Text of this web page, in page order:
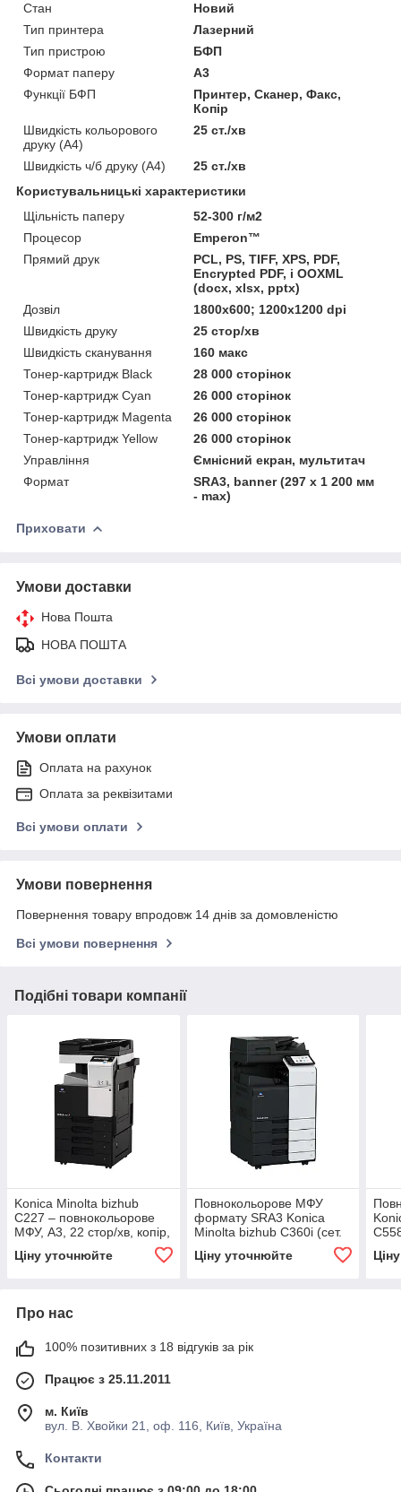
Стан
Новий
Тип принтера
Лазерний
Тип пристрою
БФП
Формат паперу
А3
Функції БФП
Принтер, Сканер, Факс,
Копір
Швидкість кольорового
друку (A4)
25 ст./хв
Швидкість ч/б друку (A4)
25 ст./хв
Користувальницькі характеристики
Щільність паперу
52-300 г/м2
Процесор
Emperon™
Прямий друк
PCL, PS, TIFF, XPS, PDF,
Encrypted PDF, і OOXML
(docx, xlsx, pptx)
Дозвіл
1800x600; 1200x1200 dpi
Швидкість друку
25 стор/хв
Швидкість сканування
160 макс
Тонер-картридж Black
28 000 сторінок
Тонер-картридж Cyan
26 000 сторінок
Тонер-картридж Magenta
26 000 сторінок
Тонер-картридж Yellow
26 000 сторінок
Управління
Ємнісний екран, мультитач
Формат
SRA3, banner (297 х 1 200 мм
- max)
Приховати
Умови доставки
Нова Пошта
НОВА ПОШТА
Всі умови доставки
Умови оплати
Оплата на рахунок
Оплата за реквізитами
Всі умови оплати
Умови повернення
Повернення товару впродовж 14 днів за домовленістю
Всі умови повернення
Подібні товари компанії
Konica Minolta bizhub
C227 – повнокольорове
МФУ, A3, 22 стор/хв, копір,
принтер, сканер, дуплекс
Ціну уточнюйте
Повнокольорове МФУ
формату SRА3 Konica
Minolta bizhub C360i (сет.
дуплекс/СКСМ)
Ціну уточнюйте
Про нас
100% позитивних з 18 відгуків за рік
Працює з 25.11.2011
м. Київ
вул. В. Хвойки 21, оф. 116, Київ, Україна
Контакти